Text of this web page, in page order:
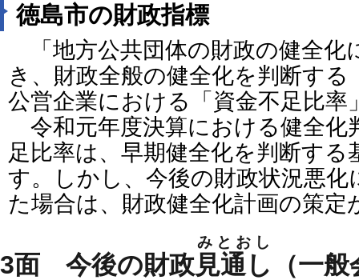
徳島市の財政指標
「地方公共団体の財政の健全化
き、財政全般の健全化を判断する
公営企業における「資金不足比
令和元年度決算における健全化
足比率は、早期健全化を判断す
す。しかし、今後の財政状況悪
た場合は、財政健全化計画の策定
3面 今後の財政見通し
みとおし
（一